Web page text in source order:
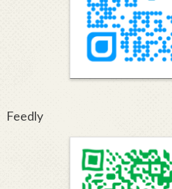
Feedly